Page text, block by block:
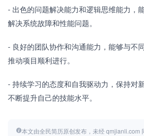
- 出色的问题解决能力和逻辑思维能力，
解决系统故障和性能问题。
- 良好的团队协作和沟通能力，能够与不
推动项目顺利进行。
- 持续学习的态度和自我驱动力，保持对
不断提升自己的技能水平。
本文由全民简历原创发布，未经 qmjianli.com